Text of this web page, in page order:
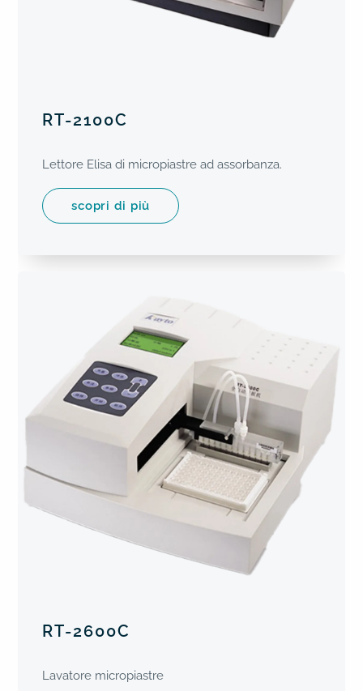
RT-2100C
Lettore Elisa di micropiastre ad assorbanza.
scopri di più
RT-2600C
Lavatore micropiastre